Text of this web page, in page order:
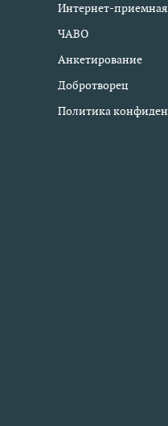
Интернет-приемная
ЧАВО
Анкетирование
Добротворец
Политика